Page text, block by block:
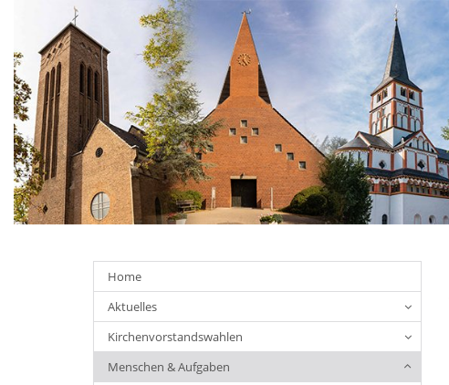
Home
Aktuelles
Kirchenvorstandswahlen
Menschen & Aufgaben